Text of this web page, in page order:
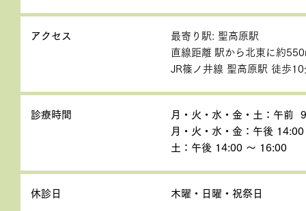
アクセス
最寄り駅: 聖高原駅
直線距離 駅から北東に約
JR篠ノ井線 聖高原駅 徒歩10
診療時間
月・火・水・金・土：午前
月・火・水・金：午後
土：午後 14:00 ～ 16:00
休診日 木曜・日曜・祝祭日